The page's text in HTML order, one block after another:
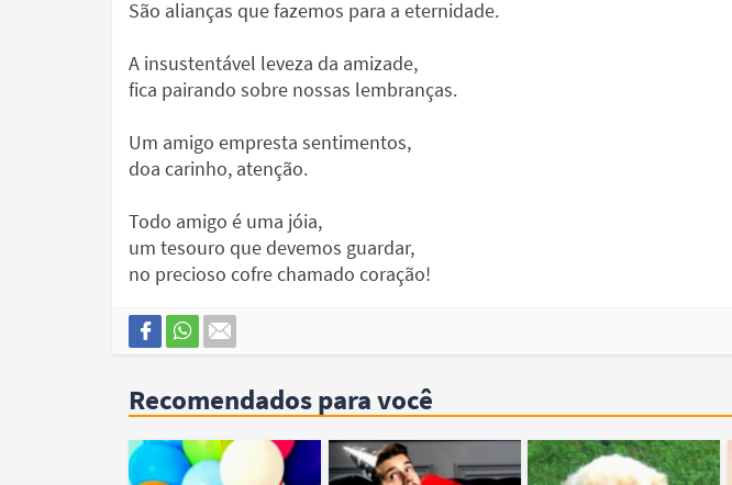
São alianças que fazemos para a eternidade.
A insustentável leveza da amizade,
fica pairando sobre nossas lembranças.
Um amigo empresta sentimentos,
doa carinho, atenção.
Todo amigo é uma jóia,
um tesouro que devemos guardar,
no precioso cofre chamado coração!
Recomendados para você